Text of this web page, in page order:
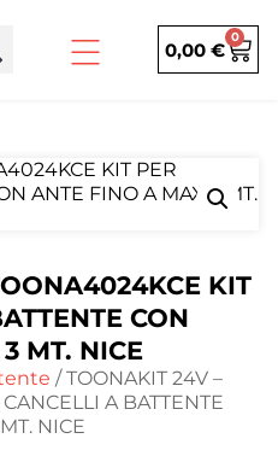
0,00 €
0
KIT
CON
MT. NICE
/ TOONAKIT 24V –
A BATTENTE
NICE